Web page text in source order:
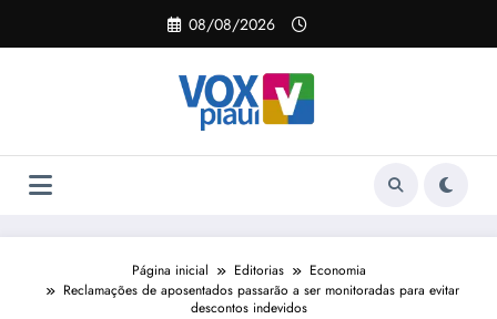
o
08/08/2026
Página inicial Editorias
Economia
Reclamações de aposentados passarão a ser monitoradas para evitar
descontos indevidos